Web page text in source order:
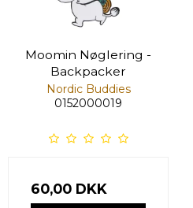
Moomin Nøglering -
Backpacker
Nordic Buddies
0152000019
60,00 DKK